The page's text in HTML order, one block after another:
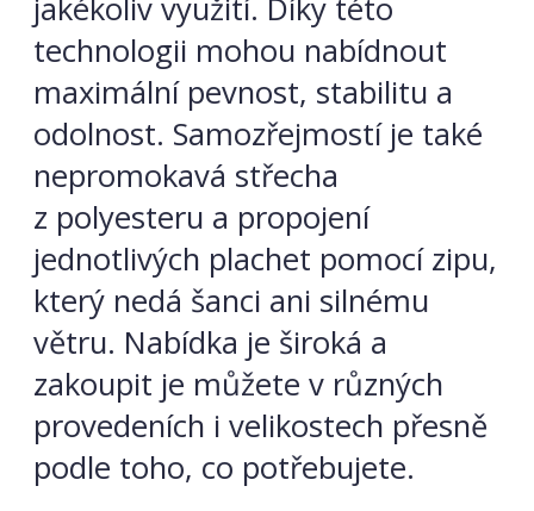
jakékoliv využití. Díky této
technologii mohou nabídnout
maximální pevnost, stabilitu a
odolnost. Samozřejmostí je také
nepromokavá střecha
z polyesteru a propojení
jednotlivých plachet pomocí zipu,
který nedá šanci ani silnému
větru. Nabídka je široká a
zakoupit je můžete v různých
provedeních i velikostech přesně
podle toho, co potřebujete.